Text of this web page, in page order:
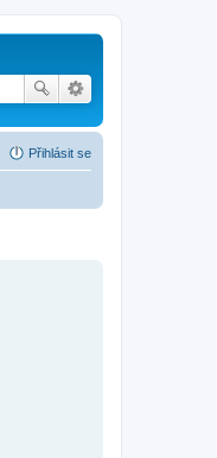
Přihlásit se